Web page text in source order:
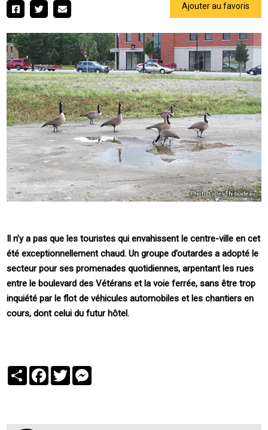
Ajouter au favoris
Il n’y a pas que les touristes qui envahissent le centre-ville en cet
été exceptionnellement chaud. Un groupe d’outardes a adopté le
secteur pour ses promenades quotidiennes, arpentant les rues
entre le boulevard des Vétérans et la voie ferrée, sans être trop
inquiété par le flot de véhicules automobiles et les chantiers en
cours, dont celui du futur hôtel.
PartagerFacebook
Twitter